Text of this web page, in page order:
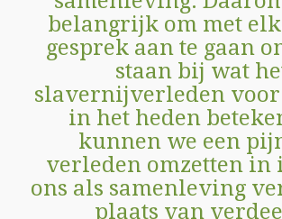
belangrijk om met
gesprek aan te gaan
staan bij wat
slavernijverleden voor
in het heden
kunnen we een
verleden omzetten in
ons als samenleving
plaats van